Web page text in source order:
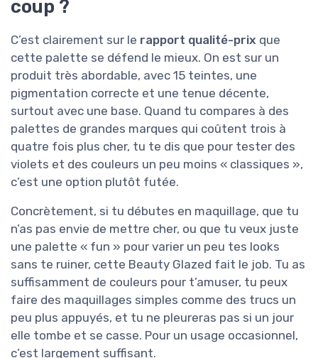
coup ?
C’est clairement sur le rapport qualité-prix que
cette palette se défend le mieux. On est sur un
produit très abordable, avec 15 teintes, une
pigmentation correcte et une tenue décente,
surtout avec une base. Quand tu compares à des
palettes de grandes marques qui coûtent trois à
quatre fois plus cher, tu te dis que pour tester des
violets et des couleurs un peu moins « classiques »,
c’est une option plutôt futée.
Concrètement, si tu débutes en maquillage, que tu
n’as pas envie de mettre cher, ou que tu veux juste
une palette « fun » pour varier un peu tes looks
sans te ruiner, cette Beauty Glazed fait le job. Tu as
suffisamment de couleurs pour t’amuser, tu peux
faire des maquillages simples comme des trucs un
peu plus appuyés, et tu ne pleureras pas si un jour
elle tombe et se casse. Pour un usage occasionnel,
c’est largement suffisant.